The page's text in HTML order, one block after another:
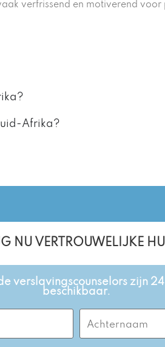
verfrissend en motiverend
Afrika?
NU VERTROUWELIJKE
verslavingscounselors zijn
beschikbaar.
Last
Name
(Required)